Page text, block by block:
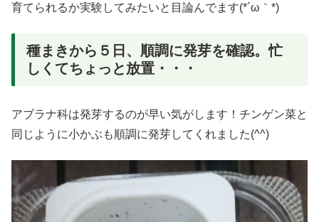
育てられるか実験してみたいと目論んでます(*´ω｀*)
種まきから５日、順調に発芽を確認。忙
しくてちょっと放置・・・
アブラナ科は発芽するのが早い気がします！チンゲン菜と
同じように小かぶも順調に発芽してくれました(^^)